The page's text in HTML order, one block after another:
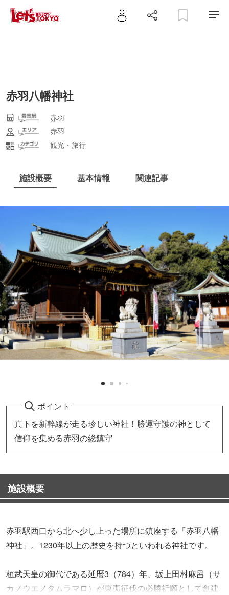
赤羽八幡神社
赤羽
赤羽
観光・旅行
施設概要 基本情報 関連記事
ポイント
真下を新幹線が走る珍しい神社！勝運守護の神として
信仰を集める赤羽の総鎮守
施設概要
赤羽駅西口から北へ少し上った場所に鎮座する「赤羽八幡
神社」。1230年以上の歴史を持つといわれる神社です。
桓武天皇の御代である延暦3（784）年、坂上田村麻呂（サ
カノウエノタムラマロ）が東夷征伐の必勝祈願として創建